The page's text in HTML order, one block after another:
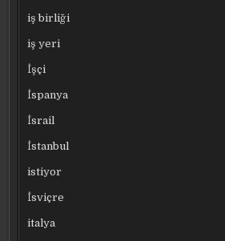
iş birliği
iş yeri
İşçi
İspanya
İsrail
İstanbul
istiyor
İsviçre
italya